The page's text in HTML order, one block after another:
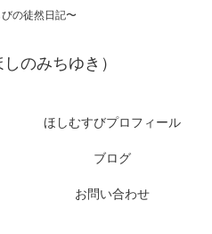
の徒然日記〜
のみちゆき）
ほしむすびプロフィール
ブログ
お問い合わせ